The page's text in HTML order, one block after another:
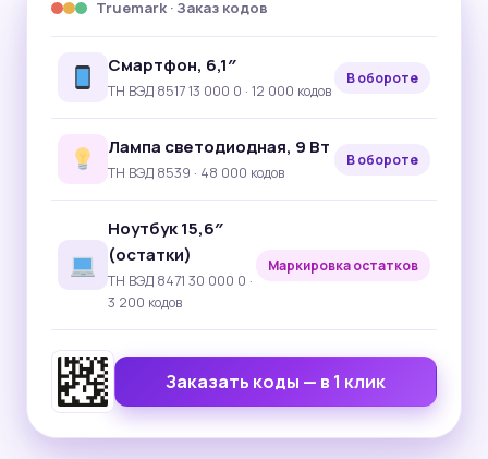
Truemark · Заказ кодов
Смартфон, 6,1″
ТН ВЭД 8517 13 000 0 · 12 000 кодов
В обороте
Лампа светодиодная, 9 Вт
ТН ВЭД 8539 · 48 000 кодов
В обороте
Ноутбук 15,6″
(остатки)
ТН ВЭД 8471 30 000 0 ·
3 200 кодов
Маркировка остатков
Заказать коды — в 1 клик